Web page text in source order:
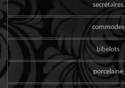
secrétaires
commodes
bibelots
porcelaine